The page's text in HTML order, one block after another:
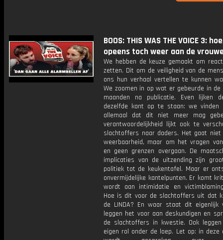
BOOS: THIS WAS THE VOICE 3:
opeens toch weer aan de
We hebben de keuze gemaakt om
zetten. Dit om de veiligheid van de
ons hun verhaal vertellen te kunnen
We zoomen in op wat er gebeurde in de
maanden na publicatie. Even lijken
dezelfde kant op te staan: we vinden
allemaal dat dit niet meer mag
verantwoordelijkheid lijkt ook te
slachtoffers naar daders. Het gaat
weerbaarheid, maar om het vragen
en geen grenzen overgaan. De
implicaties van de uitzending zijn
politiek tot de keukentafel. Maar er
onvermijdelijke kantelpunten. Er komt
wordt aan intimidatie en
Hoe is dit voor de slachtoffers uit dat
de LINDA? En waar staat dit eigenlijk
leggen het voor aan deskundigen en
de slachtoffers in kwestie. Ook
eigen rol onder de loep. Let op: in deze